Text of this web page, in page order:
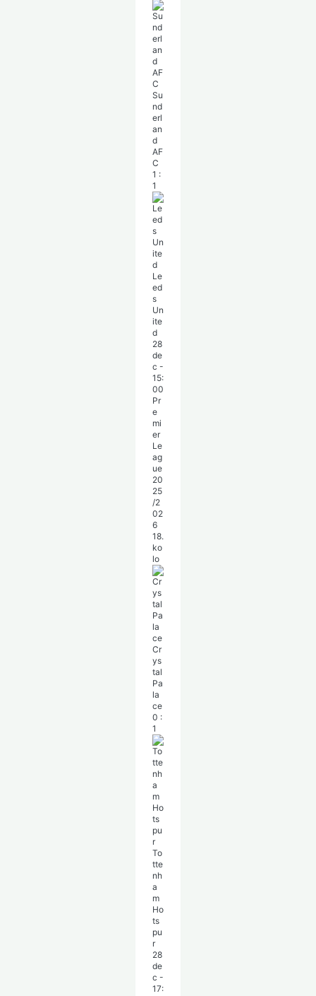
Su
nd
erl
an
d
AF
C
1 :
1
Le
ed
s
Un
ite
d
28
de
c -
15:
00
Pr
e
mi
er
Le
ag
ue
20
25
/2
02
6
18.
ko
lo
Cr
ys
tal
Pa
la
ce
0 :
1
To
tte
nh
a
m
Ho
ts
pu
r
28
de
c -
17: